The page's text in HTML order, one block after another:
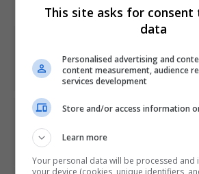
PREVIOUS ARTICLE
Mass Effect: Andromeda é
This site asks for consent
data
Personalised advertising and
content measurement, audience
services development
Store and/or access information
Learn more
Your personal data will be processed
your device (cookies, unique identifiers,